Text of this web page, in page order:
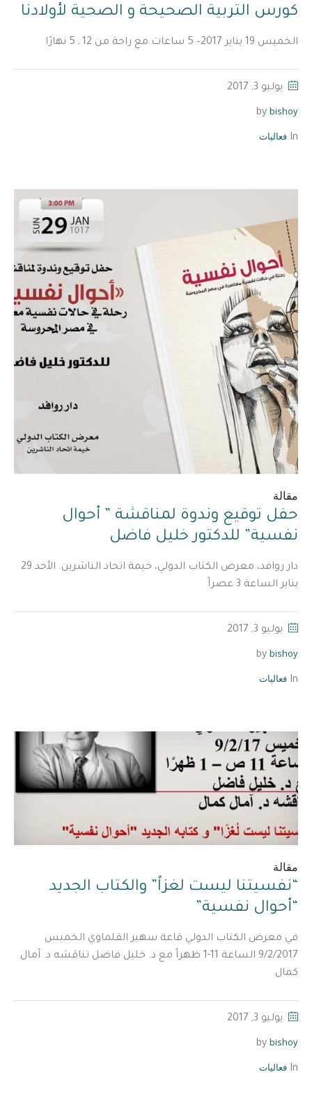
كورس التربية الصحيحة و الصحية لأولادنا
الخميس 19 يناير 2017– 5 ساعات مع راحة من 12 ـ 5 نهارًا
يوليو 3, 2017
by bishoy
In فعاليات
مقالة
حفل توقيع وندوة لمناقشة ” أحوال
نفسية” للدكتور خليل فاضل
دار روافد، معرض الكتاب الدولي، خيمة اتحاد الناشرين. الأحد 29
يناير الساعة 3 عصراً
يوليو 3, 2017
by bishoy
In فعاليات
مقالة
“نفسيتنا ليست لغزاً” والكتاب الجديد
“أحوال نفسية”
في معرض الكتاب الدولي قاعة سهير القلماوي الخميس
9/2/2017 الساعة 11-1 ظهراً مع د. خليل فاضل تناقشه د. آمال
كمال
يوليو 3, 2017
by bishoy
In فعاليات